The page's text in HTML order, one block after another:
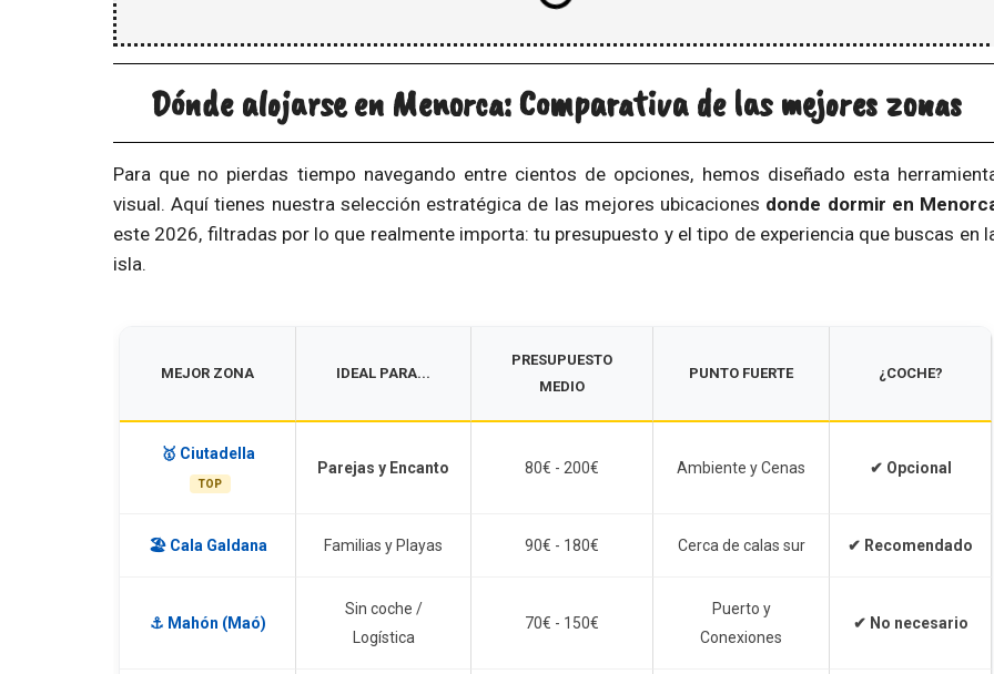
Dónde alojarse en Menorca: Comparativa de las mejores zonas
Para que no pierdas tiempo navegando entre cientos de opciones, hemos diseñado esta
visual. Aquí tienes nuestra selección estratégica de las mejores ubicaciones donde dormir en
este 2026, filtradas por lo que realmente importa: tu presupuesto y el tipo de experiencia que buscas en
isla.
MEJOR ZONA IDEAL PARA...
PRESUPUESTO
MEDIO
PUNTO FUERTE ¿COCHE?
🥇 Ciutadella
TOP
Parejas y Encanto 80€ - 200€ Ambiente y Cenas ✔ Opcional
🏖️ Cala Galdana Familias y Playas 90€ - 180€ Cerca de calas sur ✔ Recomendado
⚓ Mahón (Maó)
Sin coche /
Logística
70€ - 150€
Puerto y
Conexiones
✔ No necesario